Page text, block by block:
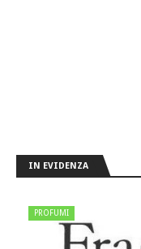
IN EVIDENZA
PROFUMI